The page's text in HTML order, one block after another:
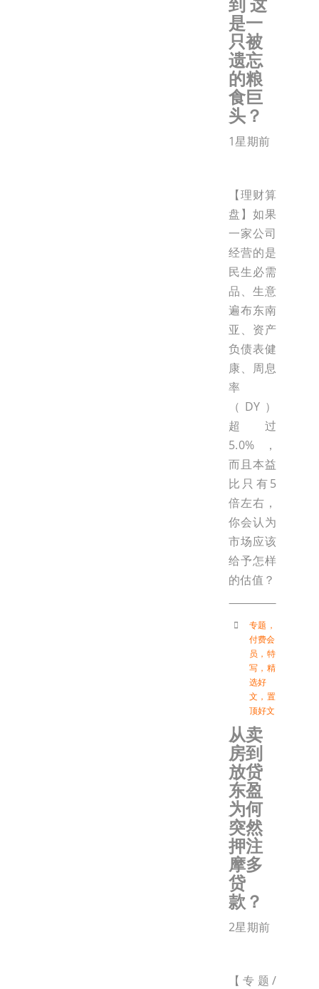
是一
只被
遗忘
的粮
食巨
头？
1星期前
【理财算
盘】如果
一家公司
经营的是
民生必需
品、生意
遍布东南
亚、资产
负债表健
康、周息
率
（DY）
超过
5.0%，
而且本益
比只有5
倍左右，
你会认为
市场应该
给予怎样
的估值？
专题 ，
付费会
员 ， 特
写 ， 精
选好
文 ， 置
顶好文
从卖
房到
放贷
东盈
为何
突然
押注
摩多
贷
款？
2星期前
【专题/